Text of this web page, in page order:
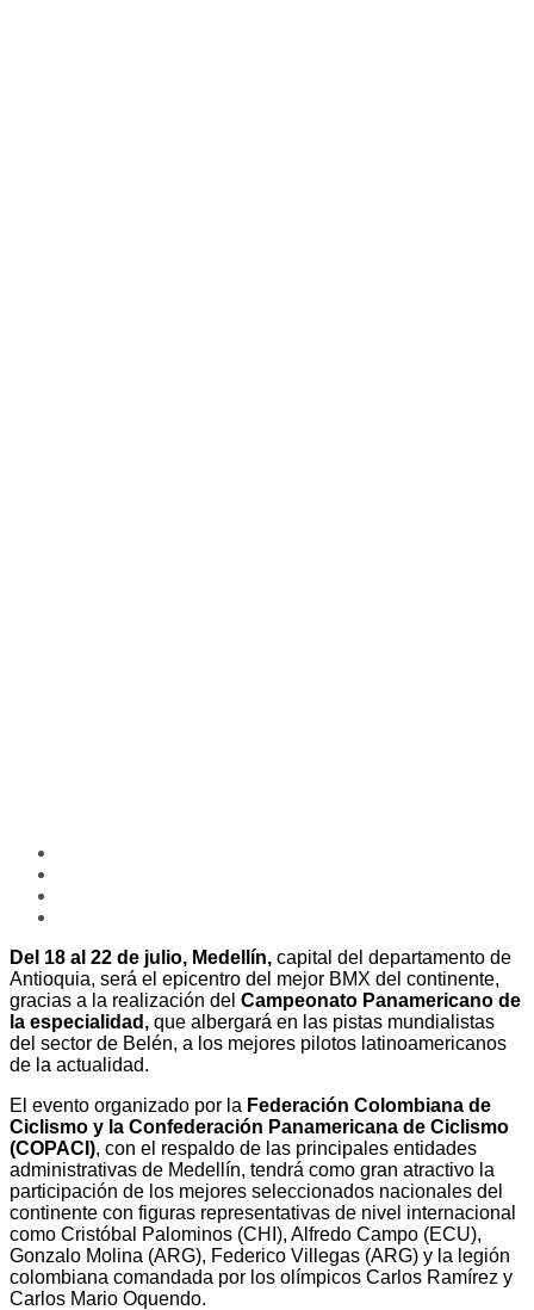
Del 18 al 22 de julio, Medellín, capital del departamento de
Antioquia, será el epicentro del mejor BMX del continente,
gracias a la realización del Campeonato Panamericano de
la especialidad, que albergará en las pistas mundialistas
del sector de Belén, a los mejores pilotos latinoamericanos
de la actualidad.
El evento organizado por la Federación Colombiana de
Ciclismo y la Confederación Panamericana de Ciclismo
(COPACI), con el respaldo de las principales entidades
administrativas de Medellín, tendrá como gran atractivo la
participación de los mejores seleccionados nacionales del
continente con figuras representativas de nivel internacional
como Cristóbal Palominos (CHI), Alfredo Campo (ECU),
Gonzalo Molina (ARG), Federico Villegas (ARG) y la legión
colombiana comandada por los olímpicos Carlos Ramírez y
Carlos Mario Oquendo.